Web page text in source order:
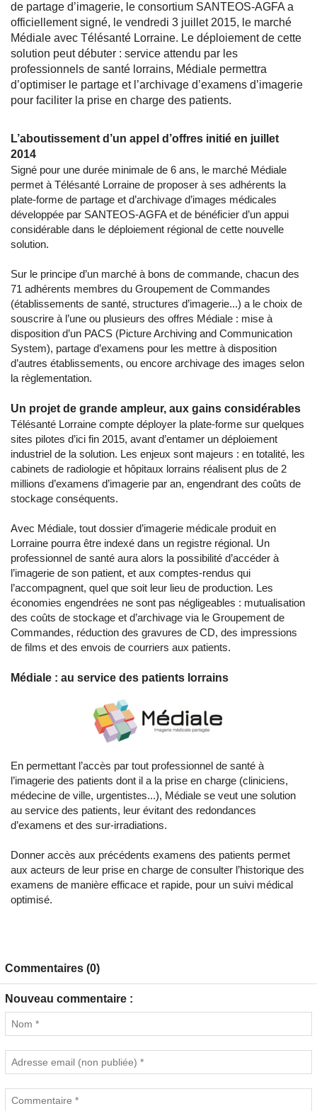
de partage d’imagerie, le consortium SANTEOS-AGFA a
officiellement signé, le vendredi 3 juillet 2015, le marché
Médiale avec Télésanté Lorraine. Le déploiement de cette
solution peut débuter : service attendu par les
professionnels de santé lorrains, Médiale permettra
d’optimiser le partage et l’archivage d’examens d’imagerie
pour faciliter la prise en charge des patients.
L’aboutissement d’un appel d’offres initié en juillet
2014
Signé pour une durée minimale de 6 ans, le marché Médiale
permet à Télésanté Lorraine de proposer à ses adhérents la
plate-forme de partage et d’archivage d’images médicales
développée par SANTEOS-AGFA et de bénéficier d’un appui
considérable dans le déploiement régional de cette nouvelle
solution.
Sur le principe d’un marché à bons de commande, chacun des
71 adhérents membres du Groupement de Commandes
(établissements de santé, structures d’imagerie...) a le choix de
souscrire à l’une ou plusieurs des offres Médiale : mise à
disposition d’un PACS (Picture Archiving and Communication
System), partage d’examens pour les mettre à disposition
d’autres établissements, ou encore archivage des images selon
la règlementation.
Un projet de grande ampleur, aux gains considérables
Télésanté Lorraine compte déployer la plate-forme sur quelques
sites pilotes d’ici fin 2015, avant d’entamer un déploiement
industriel de la solution. Les enjeux sont majeurs : en totalité, les
cabinets de radiologie et hôpitaux lorrains réalisent plus de 2
millions d’examens d’imagerie par an, engendrant des coûts de
stockage conséquents.
Avec Médiale, tout dossier d’imagerie médicale produit en
Lorraine pourra être indexé dans un registre régional. Un
professionnel de santé aura alors la possibilité d’accéder à
l’imagerie de son patient, et aux comptes-rendus qui
l’accompagnent, quel que soit leur lieu de production. Les
économies engendrées ne sont pas négligeables : mutualisation
des coûts de stockage et d’archivage via le Groupement de
Commandes, réduction des gravures de CD, des impressions
de films et des envois de courriers aux patients.
Médiale : au service des patients lorrains
En permettant l’accès par tout professionnel de santé à
l’imagerie des patients dont il a la prise en charge (cliniciens,
médecine de ville, urgentistes...), Médiale se veut une solution
au service des patients, leur évitant des redondances
d’examens et des sur-irradiations.
Donner accès aux précédents examens des patients permet
aux acteurs de leur prise en charge de consulter l’historique des
examens de manière efficace et rapide, pour un suivi médical
optimisé.
Commentaires (0)
Nouveau commentaire :